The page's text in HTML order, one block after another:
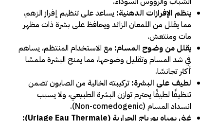
ينظم الإفرازات الدهنية: يساعد على تنظيم إفراز الزهم،
مما يقلل من اللمعان الزائد ويحافظ على بشرة ذات مظهر
مات ومنتعش.
يقلل من وضوح المسام: مع الاستخدام المنتظم، يساهم
في شد المسام وتقليل وضوحها، مما يمنح البشرة ملمسًا
أكثر تجانسًا.
لطيف على البشرة: تركيبته الخالية من الصابون تضمن
تنظيفًا لطيفًا يحترم توازن البشرة الطبيعي، ولا يسبب
انسداد المسام (Non-comedogenic).
غني بمياه يورياج الحرارية (Uriage Eau Thermale):